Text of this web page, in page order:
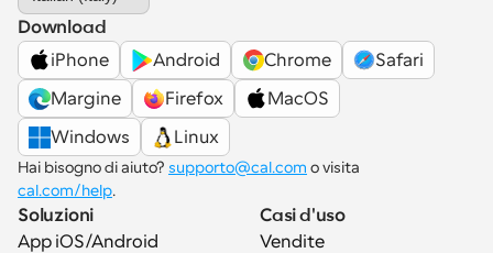
Download
iPhone
Android Chrome
Safari
Margine
Firefox
MacOS
Windows
Linux
Hai bisogno di aiuto? supporto@cal.com
cal.com/help.
Soluzioni
App iOS/Android
Casi d'uso
Vendite